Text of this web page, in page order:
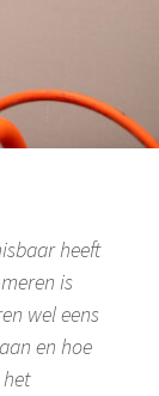
heeft
is
wel eens
en hoe